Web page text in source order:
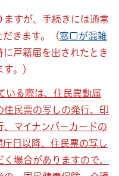
すが、手続きには通常
きます。（窓口が混雑
戸籍届を出されたとき
。）
いる際は、住民異動届
住民票の写しの発行、印
マイナンバーカードの
日以降、住民票の写し
場合がありますので、